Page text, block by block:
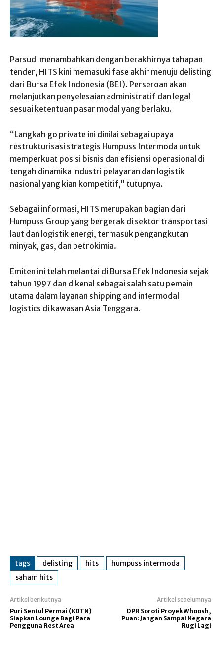
Parsudi menambahkan dengan berakhirnya tahapan
tender, HITS kini memasuki fase akhir menuju delisting
dari Bursa Efek Indonesia (BEI). Perseroan akan
melanjutkan penyelesaian administratif dan legal
sesuai ketentuan pasar modal yang berlaku.
“Langkah go private ini dinilai sebagai upaya
restrukturisasi strategis Humpuss Intermoda untuk
memperkuat posisi bisnis dan efisiensi operasional di
tengah dinamika industri pelayaran dan logistik
nasional yang kian kompetitif,” tutupnya.
Sebagai informasi, HITS merupakan bagian dari
Humpuss Group yang bergerak di sektor transportasi
laut dan logistik energi, termasuk pengangkutan
minyak, gas, dan petrokimia.
Emiten ini telah melantai di Bursa Efek Indonesia sejak
tahun 1997 dan dikenal sebagai salah satu pemain
utama dalam layanan shipping and intermodal
logistics di kawasan Asia Tenggara.
tags delisting hits
humpuss intermoda
saham hits
Artikel berikutnya
Puri Sentul Permai (KDTN)
Siapkan Lounge Bagi Para
Pengguna Rest Area
Artikel sebelumnya
DPR Soroti Proyek Whoosh,
Puan: Jangan Sampai Negara
Rugi Lagi